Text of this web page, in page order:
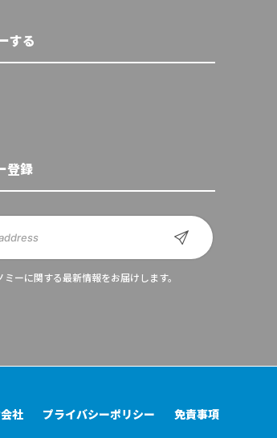
する
登録
ーに関する最新情報をお届けします。
社 プライバシーポリシー 免責事項